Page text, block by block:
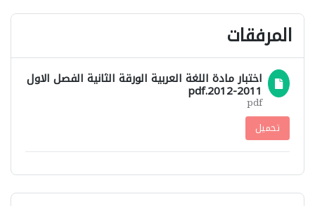
المرفقات
اختبار مادة اللغة العربية الورقة الثانية الفصل الاول
2011-2012.pdf
pdf
تحميل